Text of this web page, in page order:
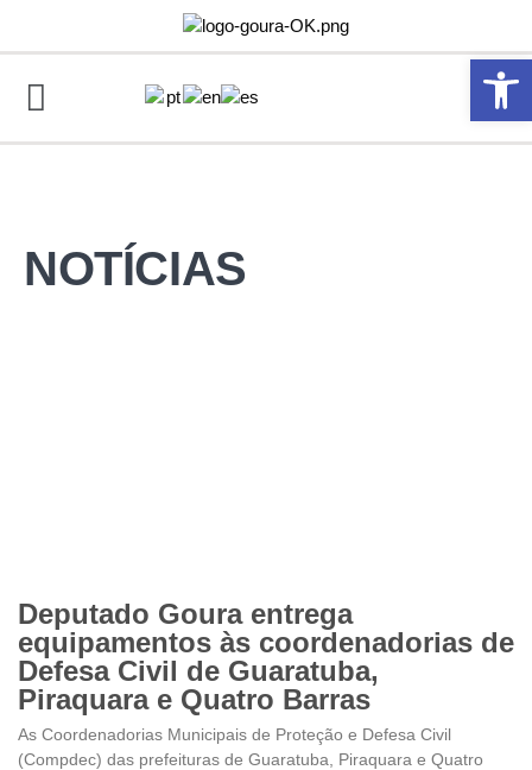
Abrir
NOTÍCIAS
Deputado Goura entrega
equipamentos às coordenadorias de
Defesa Civil de Guaratuba,
Piraquara e Quatro Barras
As Coordenadorias Municipais de Proteção e Defesa Civil
(Compdec) das prefeituras de Guaratuba, Piraquara e Quatro